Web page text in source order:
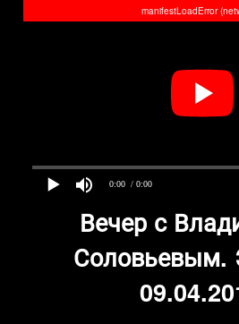
0:00 / 0:00
manifestLoadError
Вечер с
Соловьевым.